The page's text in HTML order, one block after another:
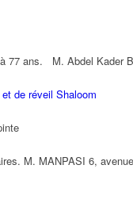
77 ans. M. Abdel Kader
de réveil Shaloom
M. MANPASI 6,